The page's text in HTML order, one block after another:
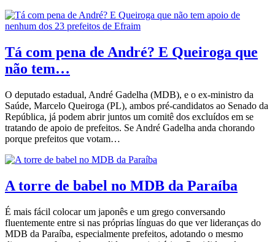
Tá com pena de André? E Queiroga que
não tem…
O deputado estadual, André Gadelha (MDB), e o ex-ministro da
Saúde, Marcelo Queiroga (PL), ambos pré-candidatos ao Senado da
República, já podem abrir juntos um comitê dos excluídos em se
tratando de apoio de prefeitos. Se André Gadelha anda chorando
porque prefeitos que votam…
A torre de babel no MDB da Paraíba
É mais fácil colocar um japonês e um grego conversando
fluentemente entre si nas próprias línguas do que ver lideranças do
MDB da Paraíba, especialmente prefeitos, adotando o mesmo